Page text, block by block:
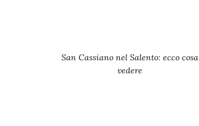
San Cassiano nel Salento: ecco cosa
vedere